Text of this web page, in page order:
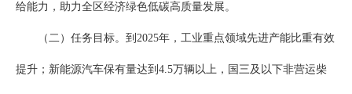
给能力，助力全区经济绿色低碳高质量发展。
（二）任务目标。到2025年，工业重点领域先进产能比重有效
提升；新能源汽车保有量达到4.5万辆以上，国三及以下非营运柴